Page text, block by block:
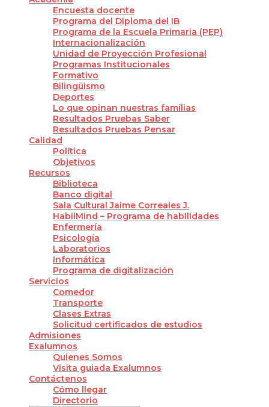
Encuesta docente
Programa del Diploma del IB
Programa de la Escuela Primaria (PEP)
Internacionalización
Unidad de Proyección Profesional
Programas Institucionales
Formativo
Bilingüismo
Deportes
Lo que opinan nuestras familias
Resultados Pruebas Saber
Resultados Pruebas Pensar
Calidad
Política
Objetivos
Recursos
Biblioteca
Banco digital
Sala Cultural Jaime Correales J.
HabilMind – Programa de habilidades
Enfermería
Psicología
Laboratorios
Informática
Programa de digitalización
Servicios
Comedor
Transporte
Clases Extras
Solicitud certificados de estudios
Admisiones
Exalumnos
Quienes Somos
Visita guiada Exalumnos
Contáctenos
Cómo llegar
Directorio